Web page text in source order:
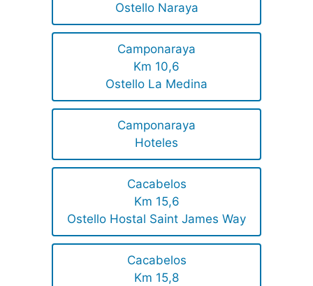
Ostello Naraya
Camponaraya
Km 10,6
Ostello La Medina
Camponaraya
Hoteles
Cacabelos
Km 15,6
Ostello Hostal Saint James Way
Cacabelos
Km 15,8